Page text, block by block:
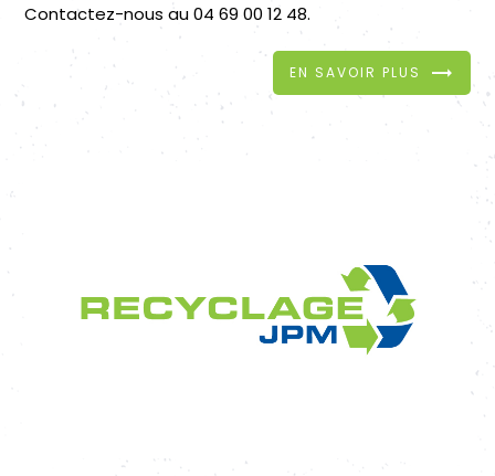
Contactez-nous au 04 69 00 12 48.
EN SAVOIR PLUS